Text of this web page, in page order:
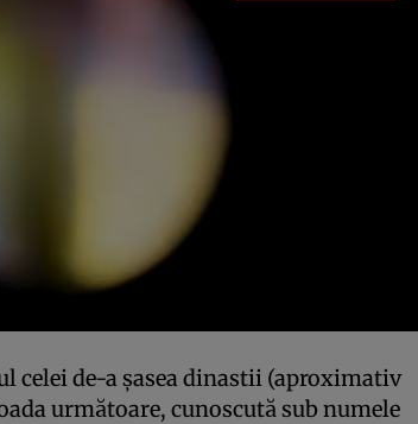
celei de-a șasea dinastii (aproximativ
următoare, cunoscută sub numele